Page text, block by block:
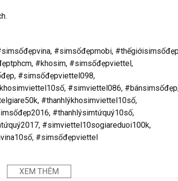
#simsốđẹpmobi,
#khosim, #simsốđẹpviettel,
#simsốđẹpviettel098,
#simviettel086,
#thanhlýkhosimviettel10số,
#thanhlýsimtứquý10số,
#simviettel10sogiareduoi100k,
#simsốđẹpviettel
XEM THÊM